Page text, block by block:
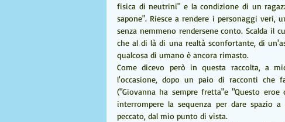
fisica di neutrini" e la condizione di un
sapone". Riesce a rendere i personaggi veri,
senza nemmeno rendersene conto. Scalda il
che al di là di una realtà sconfortante, di
qualcosa di umano è ancora rimasto.
Come dicevo però in questa raccolta, a
l'occasione, dopo un paio di racconti
("Giovanna ha sempre fretta"e "Questo
interrompere la sequenza per dare spazio
peccato, dal mio punto di vista.